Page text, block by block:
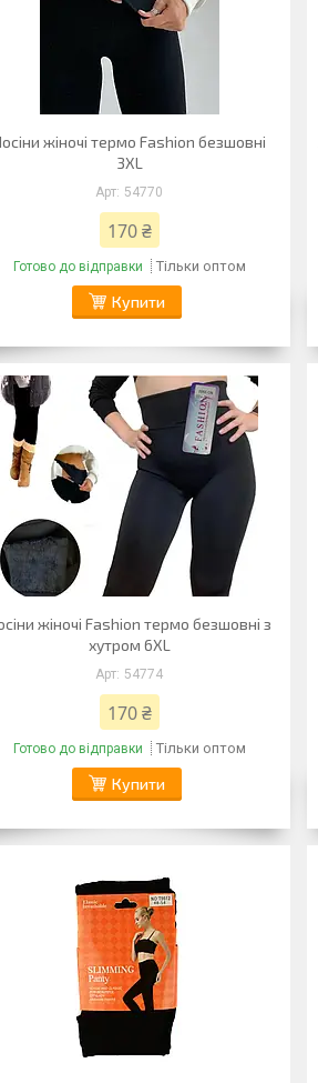
жіночі термо Fashion безшовні
3XL
54770
170 ₴
Готово до відправки Тільки оптом
Купити
жіночі Fashion термо безшовні з
хутром 6XL
54774
170 ₴
Готово до відправки Тільки оптом
Купити